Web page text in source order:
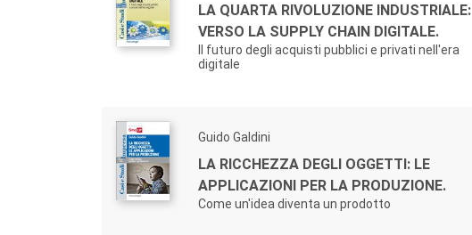
LA QUARTA RIVOLUZIONE INDUSTRIALE:
VERSO LA SUPPLY CHAIN DIGITALE.
Il futuro degli acquisti pubblici e privati nell'era
digitale
Guido Galdini
LA RICCHEZZA DEGLI OGGETTI: LE
APPLICAZIONI PER LA PRODUZIONE.
Come un'idea diventa un prodotto